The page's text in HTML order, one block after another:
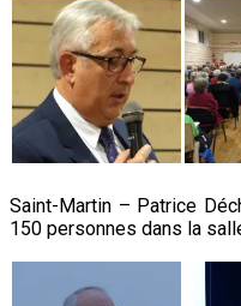
Saint-Martin – Patrice
150 personnes dans la